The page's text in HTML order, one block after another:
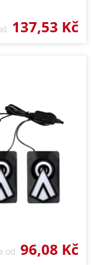
137,53 Kč
od 96,08 Kč